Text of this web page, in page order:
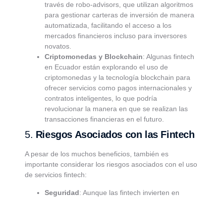
través de robo-advisors, que utilizan algoritmos
para gestionar carteras de inversión de manera
automatizada, facilitando el acceso a los
mercados financieros incluso para inversores
novatos.
Criptomonedas y Blockchain: Algunas fintech
en Ecuador están explorando el uso de
criptomonedas y la tecnología blockchain para
ofrecer servicios como pagos internacionales y
contratos inteligentes, lo que podría
revolucionar la manera en que se realizan las
transacciones financieras en el futuro.
5. Riesgos Asociados con las Fintech
A pesar de los muchos beneficios, también es
importante considerar los riesgos asociados con el uso
de servicios fintech:
Seguridad: Aunque las fintech invierten en